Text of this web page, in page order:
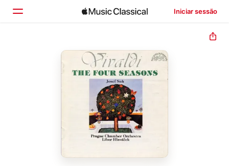
Iniciar sessão
Explorar